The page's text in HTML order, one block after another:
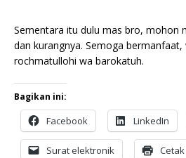
Sementara itu dulu mas bro, mohon
dan kurangnya. Semoga bermanfaat,
rochmatullohi wa barokatuh.
Bagikan ini:
Facebook LinkedIn
Surat elektronik Cetak